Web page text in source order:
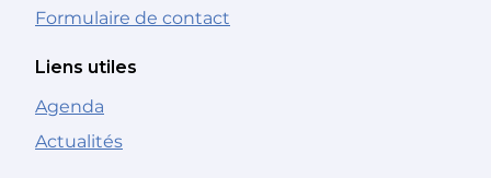
Formulaire de contact
Liens utiles
Agenda
Actualités